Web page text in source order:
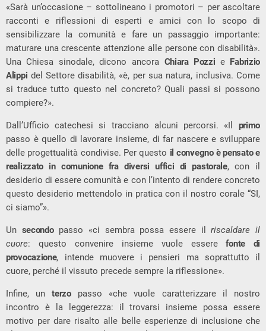
«Sarà un’occasione – sottolineano i promotori – per ascoltare
racconti e riflessioni di esperti e amici con lo scopo di
sensibilizzare la comunità e fare un passaggio importante:
maturare una crescente attenzione alle persone con disabilità».
Una Chiesa sinodale, dicono ancora Chiara Pozzi e Fabrizio
Alippi del Settore disabilità, «è, per sua natura, inclusiva. Come
si traduce tutto questo nel concreto? Quali passi si possono
compiere?».
Dall’Ufficio catechesi si tracciano alcuni percorsi. «Il primo
passo è quello di lavorare insieme, di far nascere e sviluppare
delle progettualità condivise. Per questo il convegno è pensato e
realizzato in comunione fra diversi uffici di pastorale, con il
desiderio di essere comunità e con l’intento di rendere concreto
questo desiderio mettendolo in pratica con il nostro corale “SI,
ci siamo”».
Un secondopasso «ci sembra possa essere ilriscaldare il
cuore: questo convenire insieme vuole esserefonte di
provocazione, intende muovere i pensieri ma soprattutto il
cuore, perché il vissuto precede sempre la riflessione».
Infine, unterzopasso «che vuole caratterizzare il nostro
incontro è la leggerezza: il trovarsi insieme possa essere
motivo per dare risalto alle belle esperienze di inclusione che